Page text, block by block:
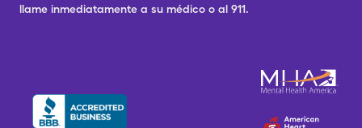
llame inmediatamente a su médico o al 911.